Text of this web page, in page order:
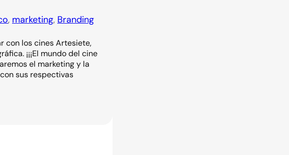
, marketing, Branding
con los cines Artesiete,
¡¡¡El mundo del cine
el marketing y la
sus respectivas